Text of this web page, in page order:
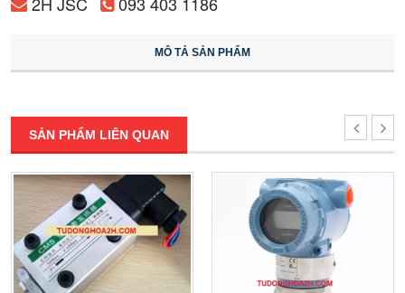
MÔ TẢ SẢN PHẨM
SẢN PHẨM LIÊN QUAN